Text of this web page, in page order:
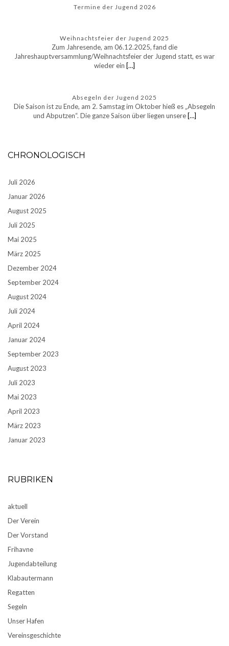
Termine der Jugend 2026
Weihnachtsfeier der Jugend 2025
Zum Jahresende, am 06.12.2025, fand die
Jahreshauptversammlung/Weihnachtsfeier der Jugend statt, es war
wieder ein […]
Absegeln der Jugend 2025
Die Saison ist zu Ende, am 2. Samstag im Oktober hieß es „Absegeln
und Abputzen“. Die ganze Saison über liegen unsere […]
CHRONOLOGISCH
Juli 2026
Januar 2026
August 2025
Juli 2025
Mai 2025
März 2025
Dezember 2024
September 2024
August 2024
Juli 2024
April 2024
Januar 2024
September 2023
August 2023
Juli 2023
Mai 2023
April 2023
März 2023
Januar 2023
RUBRIKEN
aktuell
Der Verein
Der Vorstand
Frihavne
Jugendabteilung
Klabautermann
Regatten
Segeln
Unser Hafen
Vereinsgeschichte